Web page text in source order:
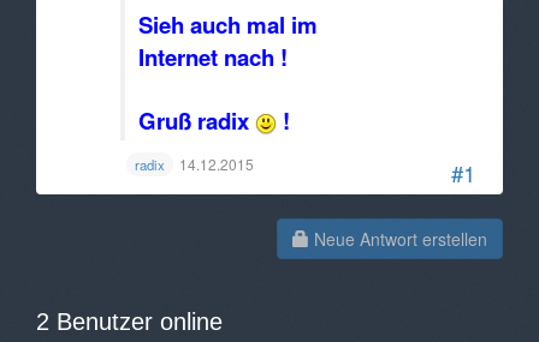
#1
Sieh auch mal im
Internet nach !
Gruß radix
!
radix 14.12.2015
Neue Antwort erstellen
2 Benutzer online